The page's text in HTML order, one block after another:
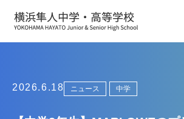
ニュース
2026.6.18 ニュース 中学